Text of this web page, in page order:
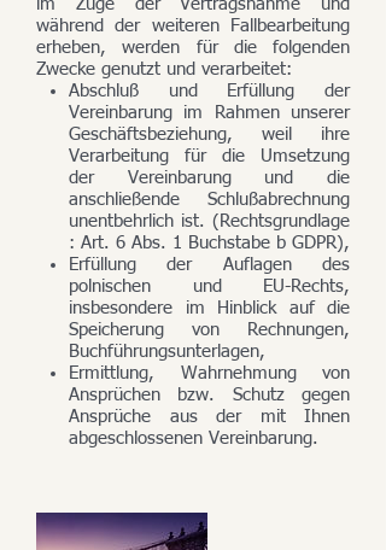
im Zuge der Vertragsnahme und
während der weiteren Fallbearbeitung
erheben, werden für die folgenden
Zwecke genutzt und verarbeitet:
Abschluß und Erfüllung der
Vereinbarung im Rahmen unserer
Geschäftsbeziehung, weil ihre
Verarbeitung für die Umsetzung
der Vereinbarung und die
anschließende Schlußabrechnung
unentbehrlich ist. (Rechtsgrundlage
: Art. 6 Abs. 1 Buchstabe b GDPR),
Erfüllung der Auflagen des
polnischen und EU-Rechts,
insbesondere im Hinblick auf die
Speicherung von Rechnungen,
Buchführungsunterlagen,
Ermittlung, Wahrnehmung von
Ansprüchen bzw. Schutz gegen
Ansprüche aus der mit Ihnen
abgeschlossenen Vereinbarung.